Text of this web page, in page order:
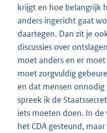
krijgt en hoe belangrijk
anders ingericht gaat
daartegen. Dan zit je
discussies over
moet anders en er
moet zorgvuldig
en dat mensen
spreek ik de
iets moeten doen. In
het CDA gesteund,